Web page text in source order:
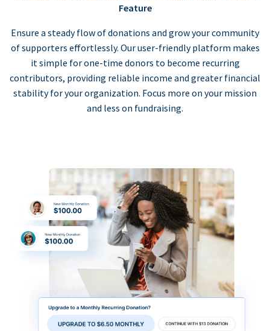
Feature
Ensure a steady flow of donations and grow your community
of supporters effortlessly. Our user-friendly platform makes
it simple for one-time donors to become recurring
contributors, providing reliable income and greater financial
stability for your organization. Focus more on your mission
and less on fundraising.